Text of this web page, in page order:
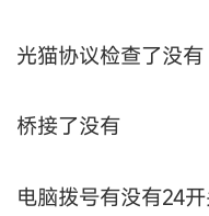
光猫协议检查了没有
桥接了没有
电脑拨号有没有24